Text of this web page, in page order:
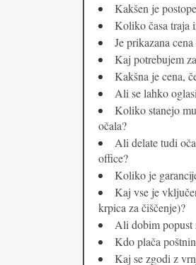
Kakšen je
Koliko časa traja
Je prikazana
Kaj potrebujem
Kakšna je cena,
Ali se lahko
Koliko stanejo
očala?
Ali delate tudi
office?
Koliko je
Kaj vse je
krpica za čiščenje)?
Ali dobim popust
Kdo plača
Kaj se zgodi z